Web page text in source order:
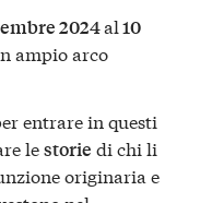
2024al10
ampio arco
entrare in questi
lestorie di chi li
originaria e